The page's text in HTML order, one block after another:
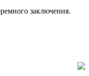
заключения.